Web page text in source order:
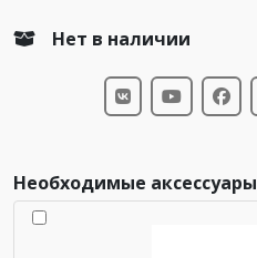
Нет в наличии
Необходимые аксессуары